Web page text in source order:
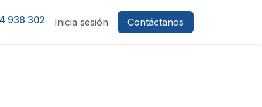
938 302 Inicia sesión Contáctanos